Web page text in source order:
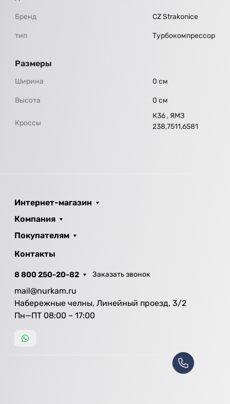
Бренд CZ Strakonice
тип Турбокомпрессор
Размеры
Ширина 0 см
Высота 0 см
Кроссы
К36 , ЯМЗ
238,7511,6581
Интернет-магазин
Компания
Покупателям
Контакты
8 800 250-20-82 Заказать звонок
mail@nurkam.ru
Набережные челны, Линейный проезд, 3/2
Пн—ПТ 08:00 – 17:00